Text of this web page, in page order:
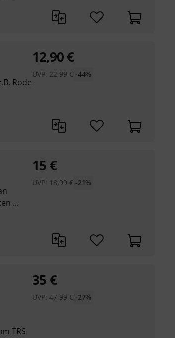
Rode
12,90€
UVP: 22,99 € -44%
...
15 €
UVP: 18,99 € -21%
TRS
35 €
UVP:47,99 € -27%